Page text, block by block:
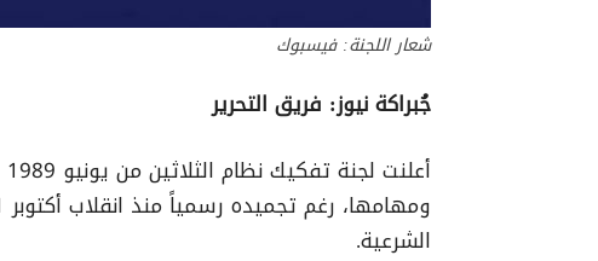
شعار اللجنة: فيسبوك
جُبراكة نيوز: فريق التحرير
الشرعية.